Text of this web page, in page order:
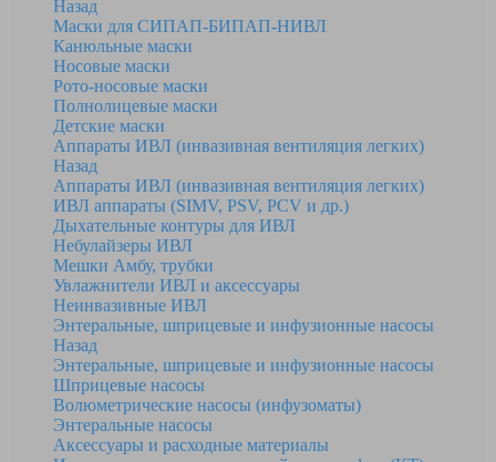
Назад
Маски для СИПАП-БИПАП-НИВЛ
Канюльные маски
Носовые маски
Рото-носовые маски
Полнолицевые маски
Детские маски
Аппараты ИВЛ (инвазивная вентиляция легких)
Назад
Аппараты ИВЛ (инвазивная вентиляция легких)
ИВЛ аппараты (SIMV, PSV, PCV и др.)
Дыхательные контуры для ИВЛ
Небулайзеры ИВЛ
Мешки Амбу, трубки
Увлажнители ИВЛ и аксессуары
Неинвазивные ИВЛ
Энтеральные, шприцевые и инфузионные насосы
Назад
Энтеральные, шприцевые и инфузионные насосы
Шприцевые насосы
Волюметрические насосы (инфузоматы)
Энтеральные насосы
Аксессуары и расходные материалы